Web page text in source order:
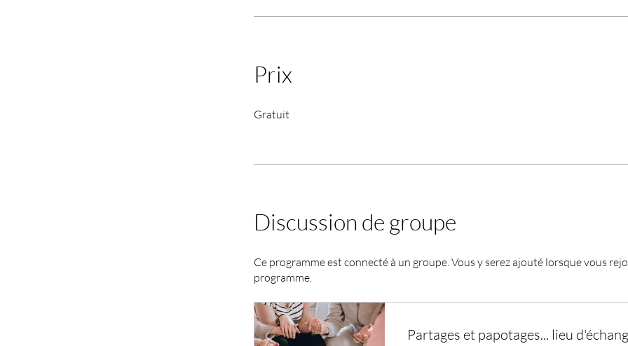
Prix
Gratuit
Discussion de groupe
Ce programme est connecté à un groupe. Vous y serez ajouté lorsque vous
programme.